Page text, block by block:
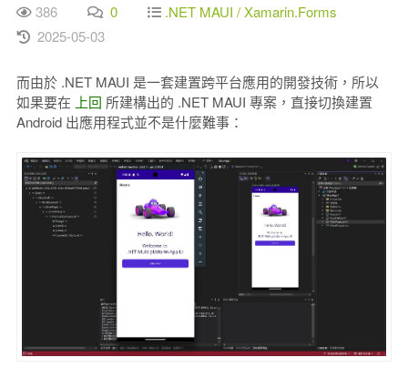
386 0
.NET MAUI / Xamarin.Forms
2025-05-03
而由於 .NET MAUI 是一套建置跨平台應用的開發技術，所以
如果要在 上回 所建構出的 .NET MAUI 專案，直接切換建置
Android 出應用程式並不是什麼難事：